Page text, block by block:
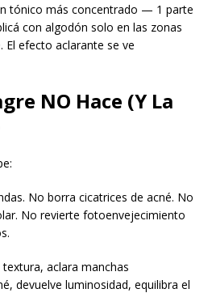
tónico más concentrado — 1 parte
con algodón solo en las zonas
El efecto aclarante se ve
NO Hace (Y La
No borra cicatrices de acné. No
No revierte fotoenvejecimiento
aclara manchas
devuelve luminosidad, equilibra el